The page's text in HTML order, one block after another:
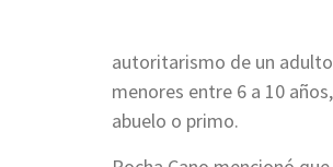
autoritarismo de un
menores entre 6 a 10
abuelo o primo.